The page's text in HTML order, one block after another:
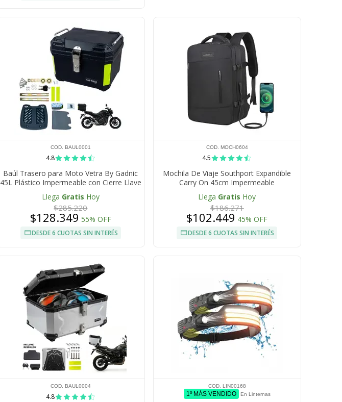
COD. BAUL0001
4.8
Baúl Trasero para Moto Vetra By Gadnic
45L Plástico Impermeable con Cierre Llave
Llega Gratis Hoy
$285.220
$128.349 55% OFF
DESDE 6 CUOTAS SIN INTERÉS
COD. MOCH0604
4.5
Mochila De Viaje Southport Expandible
Carry On 45cm Impermeable
Llega Gratis Hoy
$186.271
$102.449 45% OFF
DESDE 6 CUOTAS SIN INTERÉS
COD. BAUL0004
4.8
COD. LIN00168
1º MÁS VENDIDO En Linternas